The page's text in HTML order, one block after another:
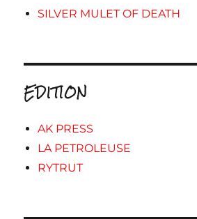
SILVER MULET OF DEATH
EDITION
AK PRESS
LA PETROLEUSE
RYTRUT